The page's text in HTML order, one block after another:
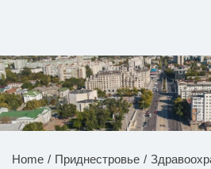
НОВОСТИ
Home Приднестровье